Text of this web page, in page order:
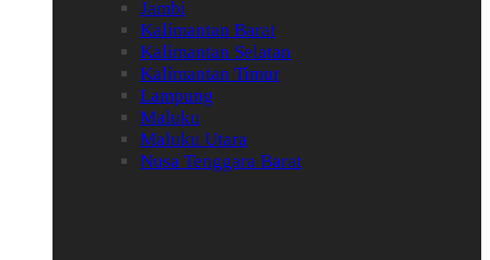
Jambi
Kalimantan Barat
Kalimantan Selatan
Kalimantan Timur
Lampung
Maluku
Maluku Utara
Nusa Tenggara Barat